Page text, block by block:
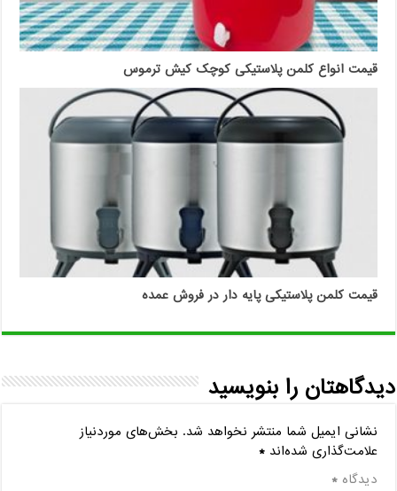
قیمت انواع کلمن پلاستیکی کوچک کیش ترموس
قیمت کلمن پلاستیکی پایه دار در فروش عمده
دیدگاهتان را بنویسید
نشانی ایمیل شما منتشر نخواهد شد. بخش‌های موردنیاز
علامت‌گذاری شده‌اند*
دیدگاه*